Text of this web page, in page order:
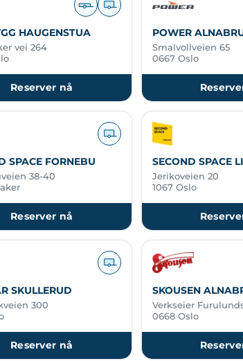
HAUGENSTUA
vei 264
Reserver nå
POWER
Smalvollveien 65
0667 Oslo
SPACE FORNEBU
38-40
Reserver nå
SECOND SPACE
Jerikoveien 20
1067 Oslo
SKULLERUD
300
Reserver nå
SKOUSEN
Verkseier
0668 Oslo